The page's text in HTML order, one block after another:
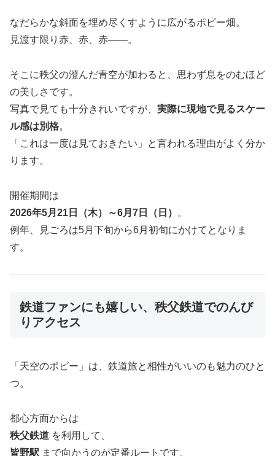
なだらかな斜面を埋め尽くすように広がるポピー畑。
見渡す限り赤、赤、赤――。
そこに秩父の澄んだ青空が加わると、思わず息をのむほど
の美しさです。
写真で見ても十分きれいですが、 実際に現地で見るスケー
ル感は別格。
「これは一度は見ておきたい」と言われる理由がよく分か
ります。
開催期間は
2026年5月21日（木）～6月7日（日）
。
例年、見ごろは5月下旬から6月初旬にかけてとなりま
す。
鉄道ファンにも嬉しい、秩父鉄道でのんび
りアクセス
「天空のポピー」は、鉄道旅と相性がいいのも魅力のひと
つ。
都心方面からは
秩父鉄道 を利用して、
皆野駅 まで向かうのが定番ルートです。